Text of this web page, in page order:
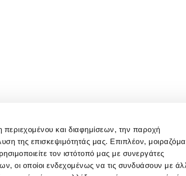
περιεχομένου και διαφημίσεων, την παροχή
της επισκεψιμότητάς μας. Επιπλέον,
τον ιστότοπό μας με συνεργάτες
οι οποίοι ενδεχομένως να τις συνδυάσουν με